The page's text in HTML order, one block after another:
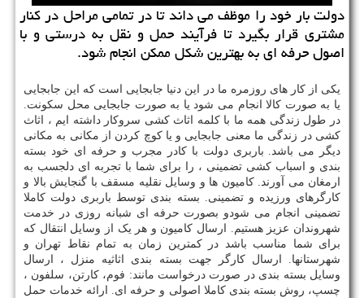
دولت بار خود را موظف می داند تا در تمامی مراحل در كنار
مشتری قرار بگیرد تا فرآیند حمل و نقل به درستی و با
اصول حرفه ای به بهترین شكل ممكن انجام شود.
یکی از کار های روزمره ما در این دنیا جابجایی است که این جابجایی
یا به صورت کالا انجام می شود یا به صورت جابجایی محل سکونت.
در طول زندگی همه ما با کلمه اثاث کشی سروکار داشته ایم ، اثاث
کشی در زندگی ما معنی جابجایی و یا کوچ کردن از مکانی به مکانی
دیگر می باشد. باربری دولت با کادر مجرب و حرفه ای خود بسته
بندی و اسباب کشی تضمینی ، را برای شما با تجربه ای دلجسب به
ارمغان می آورند. کامیون ها و وسایل نقلیه مسقف با گنجایش بالا و
کارگرهای ورزیده و تضمینی. بسته بندی توسط باربری دولت کاملا
تضمینی انجام می شودو بصورت حرفه ای شبانه روزی در خدمت
شهروندان عزیز هستیم. ارسال کامیون‌ و هر یک از وسایل انتقال که
برای شما مناسب باشد در کمترین زمان به تمام نقاط تهران و
شهرستانها. ارسال کارگر جهت بسته بندی اثاثیه منزل ، ارسال
وسایل بسته بندی در صورت درخواست مانند: فوم، کارتن، سلفون ،
چسپ، روش بسته بندی کاملا اصولی و حرفه ای. ارائه خدمات حمل